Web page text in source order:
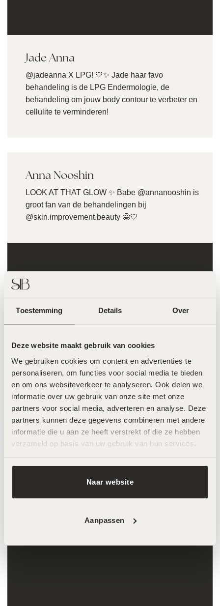
Toestemming Details Over
Deze website maakt gebruik van cookies
We gebruiken cookies om content en advertenties te
personaliseren, om functies voor social media te bieden
en om ons websiteverkeer te analyseren. Ook delen we
informatie over uw gebruik van onze site met onze
partners voor social media, adverteren en analyse. Deze
partners kunnen deze gegevens combineren met andere
informatie die u aan ze heeft verstrekt of die ze hebben
verzameld op basis van uw gebruik van hun services.
Naar website
Aanpassen
Jade Anna
@jadeanna X LPG! 🤍✨ Jade haar favo
behandeling is de LPG Endermologie, de
behandeling om jouw body contour te verbeter en
cellulite te verminderen!
Anna Nooshin
LOOK AT THAT GLOW ✨ Babe @annanooshin is
groot fan van de behandelingen bij
@skin.improvement.beauty 🤩🤍
Marijn Kuijpers
Gorgeous @marijnkuipers komt elke maand langs
voor haar laserbehandeling, zo is ze de hele zomer
ingegroeide haartjes, wél een stralende huid.